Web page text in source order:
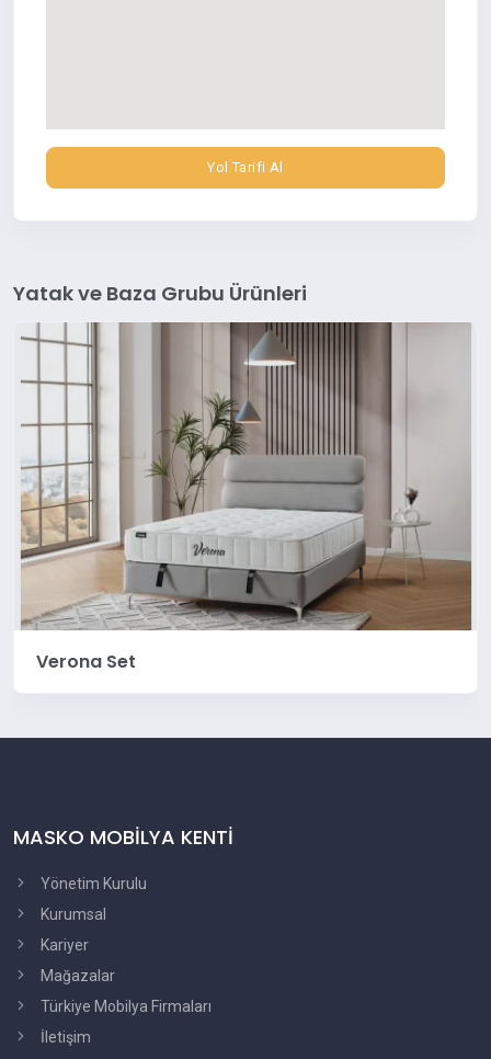
Yol Tarifi Al
Yatak ve Baza Grubu Ürünleri
Verona Set
MASKO MOBİLYA KENTİ
Yönetim Kurulu
Kurumsal
Kariyer
Mağazalar
Türkiye Mobilya Firmaları
İletişim